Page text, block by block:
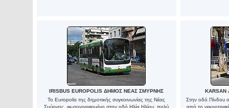
IRISBUS EUROPOLIS ΔΗΜΟΣ ΝΕΑΣ ΣΜΥΡΝΗΣ
Το Europolis της δημοτικής συγκοινωνίας της Νέας
Σμύρνης, φωτογραφημένο στην οδό Ηλία Ηλίου, πολύ
Στην οδό Πίνδου
από το